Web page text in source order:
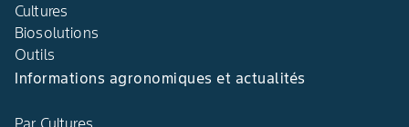
Cultures
Biosolutions
Outils
Informations agronomiques et actualités
Par Cultures